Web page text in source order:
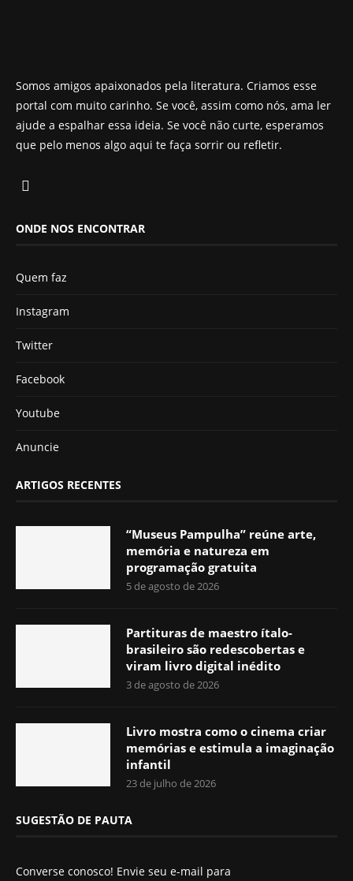
Somos amigos apaixonados pela literatura. Criamos esse
portal com muito carinho. Se você, assim como nós, ama ler
ajude a espalhar essa ideia. Se você não curte, esperamos
que pelo menos algo aqui te faça sorrir ou refletir.
ONDE NOS ENCONTRAR
Quem faz
Instagram
Twitter
Facebook
Youtube
Anuncie
ARTIGOS RECENTES
“Museus Pampulha” reúne arte,
memória e natureza em
programação gratuita
5 de agosto de 2026
Partituras de maestro ítalo-
brasileiro são redescobertas e
viram livro digital inédito
3 de agosto de 2026
Livro mostra como o cinema criar
memórias e estimula a imaginação
infantil
23 de julho de 2026
SUGESTÃO DE PAUTA
Converse conosco! Envie seu e-mail para